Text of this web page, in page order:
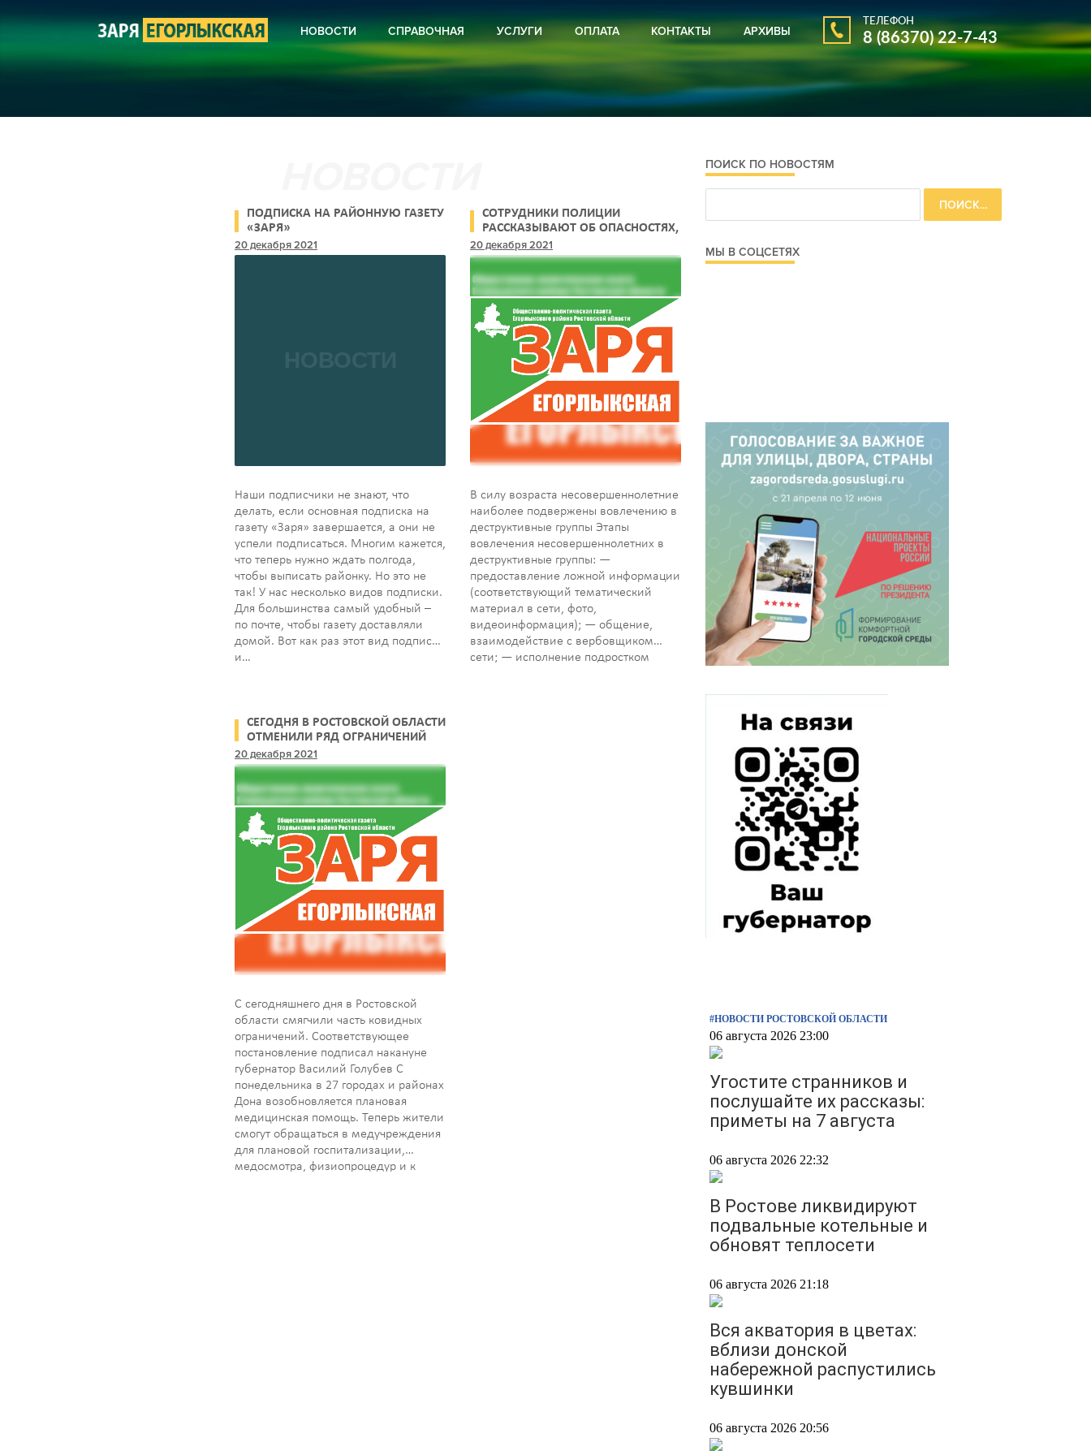
НОВОСТИ
КОРОНАВИРУС
НОВОСТИ РОССИИ
АНОНСЫ И ОБЪЯВЛЕНИЯ
СПРАВОЧНАЯ
УСЛУГИ
РЕКЛАМА
ОПЛАТА КОНТАКТЫ
АРХИВЫ
АРХИВ ГАЗЕТЫ
АРХИВ НОВОСТЕЙ
ТЕЛЕФОН
8 (86370) 22-7-43
ПОДПИСКА НА РАЙОННУЮ ГАЗЕТУ
«ЗАРЯ»
20 декабря 2021
Наши подписчики не знают, что
делать, если основная подписка на
газету «Заря» завершается, а они не
успели подписаться. Многим кажется,
что теперь нужно ждать полгода,
чтобы выписать районку. Но это не
так! У нас несколько видов подписки.
Для большинства самый удобный –
по почте, чтобы газету доставляли
домой. Вот как раз этот вид подписки
и…
СОТРУДНИКИ ПОЛИЦИИ
РАССКАЗЫВАЮТ ОБ ОПАСНОСТЯХ,
С КОТОРЫМИ МОГУТ
СТОЛКНУТЬСЯ
НЕСОВЕРШЕННОЛЕТНИЕ В СЕТИ
ИНТЕРНЕТ
20 декабря 2021
В силу возраста несовершеннолетние
наиболее подвержены вовлечению в
деструктивные группы Этапы
вовлечения несовершеннолетних в
деструктивные группы: —
предоставление ложной информации
(соответствующий тематический
материал в сети, фото,
видеоинформация); — общение,
взаимодействие с вербовщиком
сети; — исполнение подростком
СЕГОДНЯ В РОСТОВСКОЙ ОБЛАСТИ
ОТМЕНИЛИ РЯД ОГРАНИЧЕНИЙ
ПО КОРОНАВИРУСУ
20 декабря 2021
С сегодняшнего дня в Ростовской
области смягчили часть ковидных
ограничений. Соответствующее
постановление подписал накануне
губернатор Василий Голубев С
понедельника в 27 городах и районах
Дона возобновляется плановая
медицинская помощь. Теперь жители
смогут обращаться в медучреждения
для плановой госпитализации,
медосмотра, физиопроцедур и к
ПОИСК ПО НОВОСТЯМ
МЫ В СОЦСЕТЯХ
#НОВОСТИ РОСТОВСКОЙ ОБЛАСТИ
06 августа 2026 23:00
Угостите странников и
послушайте их рассказы:
приметы на 7 августа
06 августа 2026 22:32
В Ростове ликвидируют
подвальные котельные и
обновят теплосети
06 августа 2026 21:18
Вся акватория в цветах:
вблизи донской
набережной распустились
кувшинки
06 августа 2026 20:56